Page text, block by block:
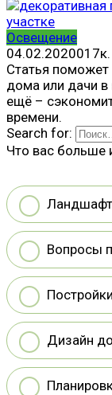
Освещение
04.02.2020017к.
Статья поможет
дома или дачи
ещё –
времени.
Search for:
Что вас больше
Вопросы
Постройки
Дизайн